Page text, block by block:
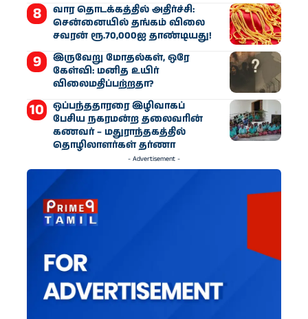
வார தொடக்கத்தில் அதிர்ச்சி:
சென்னையில் தங்கம் விலை
சவரன் ரூ.70,000ஐ தாண்டியது!
இருவேறு மோதல்கள், ஒரே
கேள்வி: மனித உயிர்
விலைமதிப்பற்றதா?
ஒப்பந்ததாரரை இழிவாகப்
பேசிய நகரமன்ற தலைவரின்
கணவர் – மதுராந்தகத்தில்
தொழிலாளர்கள் தர்ணா
- Advertisement -